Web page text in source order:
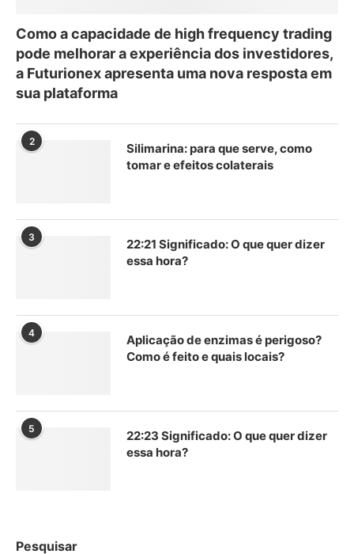
Como a capacidade de high frequency trading
pode melhorar a experiência dos investidores,
a Futurionex apresenta uma nova resposta em
sua plataforma
2
Silimarina: para que serve, como
tomar e efeitos colaterais
3
22:21 Significado: O que quer dizer
essa hora?
4
Aplicação de enzimas é perigoso?
Como é feito e quais locais?
5
22:23 Significado: O que quer dizer
essa hora?
Pesquisar